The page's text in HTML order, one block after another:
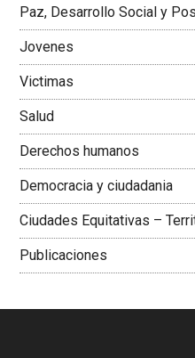
Paz, Desarrollo Social y
Jovenes
Victimas
Salud
Derechos humanos
Democracia y ciudadania
Ciudades Equitativas –
Publicaciones